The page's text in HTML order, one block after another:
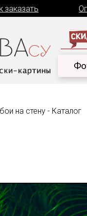
Оплата
на стену - Каталог